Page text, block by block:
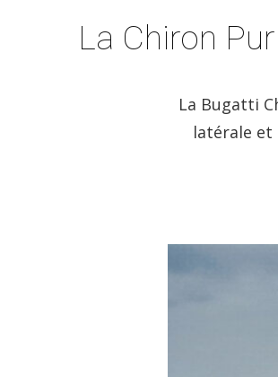
La Chiron
La Bugatti
latérale et